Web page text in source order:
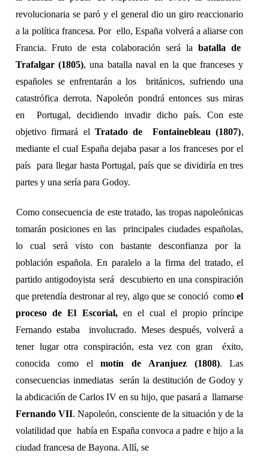
revolucionaria se paró y el general dio un giro reaccionario
a la política francesa. Por  ello, España volverá a aliarse con
Francia. Fruto de esta colaboración será la batalla de
Trafalgar (1805), una batalla naval en la que franceses y
españoles se enfrentarán a los  británicos, sufriendo una
catastrófica derrota. Napoleón pondrá entonces sus miras
en  Portugal, decidiendo invadir dicho país. Con este
objetivo firmará el Tratado de  Fontainebleau (1807),
mediante el cual España dejaba pasar a los franceses por el
país  para llegar hasta Portugal, país que se dividiría en tres
partes y una sería para Godoy.
Como consecuencia de este tratado, las tropas napoleónicas
tomarán posiciones en las  principales ciudades españolas,
lo cual será visto con bastante desconfianza por la
población española. En paralelo a la firma del tratado, el
partido antigodoyista será  descubierto en una conspiración
que pretendía destronar al rey, algo que se conoció  como el
proceso de El Escorial, en el cual el propio príncipe
Fernando estaba  involucrado. Meses después, volverá a
tener lugar otra conspiración, esta vez con gran  éxito,
conocida como el motín de Aranjuez (1808). Las
consecuencias inmediatas  serán la destitución de Godoy y
Fernando VII. Napoleón, consciente de la situación y de la
volatilidad que  había en España convoca a padre e hijo a la
ciudad francesa de Bayona. Allí, se